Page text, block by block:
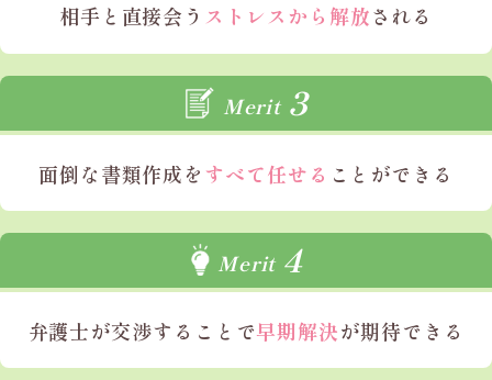
相手と直接会う ストレスから解放される
Merit 3
面倒な書類作成をすべて任せる ことができる
Merit 4
弁護士が交渉することで早期解決が期待できる